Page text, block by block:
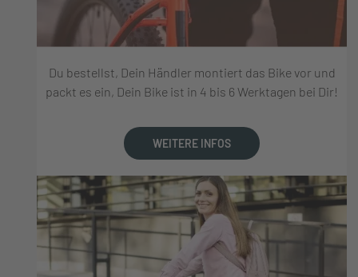
Du bestellst, Dein Händler montiert das Bike vor und
packt es ein, Dein Bike ist in 4 bis 6 Werktagen bei Dir!
WEITERE INFOS